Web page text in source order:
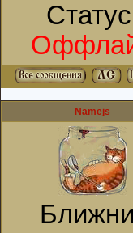
Namejs